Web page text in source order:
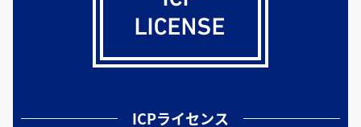
ICPライセンス